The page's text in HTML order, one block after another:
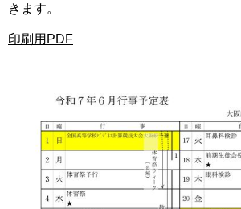
きます。
印刷用PDF